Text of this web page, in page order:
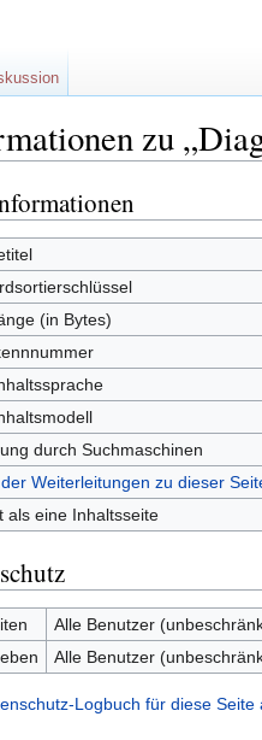
zu
(in Bytes)
durch Suchmaschinen
Weiterleitungen zu dieser
als eine Inhaltsseite
Alle Benutzer
Alle Benutzer
Logbuch für diese Seite